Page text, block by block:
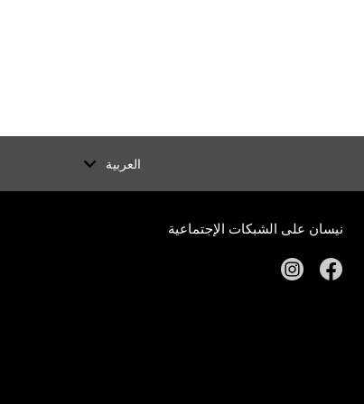
العربية
نيسان على الشبكات الإجتماعية
facebook